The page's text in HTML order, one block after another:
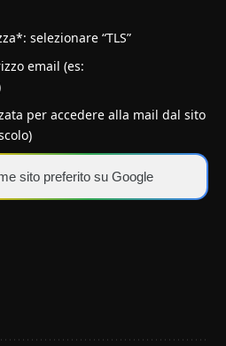
selezionare “TLS”
email (es:
per accedere alla mail dal sito
sito preferito su Google